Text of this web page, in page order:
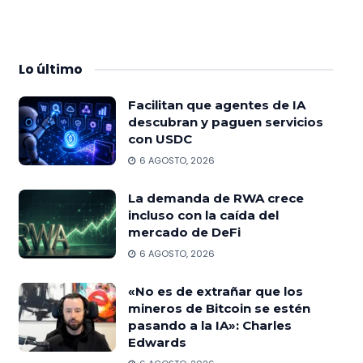
Lo último
Facilitan que agentes de IA
descubran y paguen servicios
con USDC
6 AGOSTO, 2026
La demanda de RWA crece
incluso con la caída del
mercado de DeFi
6 AGOSTO, 2026
«No es de extrañar que los
mineros de Bitcoin se estén
pasando a la IA»: Charles
Edwards